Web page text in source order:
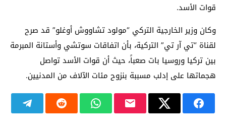
قوات الأسد.
وكان وزير الخارجية التركي “مولود تشاووش أوغلو” قد صرح
لقناة “تي آر تي” التركية، بأن اتفاقات سوتشي وأستانة المبرمة
بين تركيا وروسيا بات صعباً، حيث أن قوات الأسد تواصل
هجماتها على إدلب مسببة بنزوح مئات الآلاف من المدنيين.